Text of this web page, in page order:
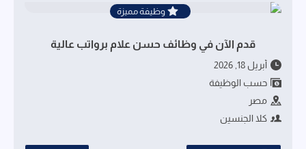
وظيفة مميزة
قدم الآن في وظائف حسن علام برواتب عالية
أبريل 18, 2026
حسب الوظيفة
مصر
كلا الجنسين